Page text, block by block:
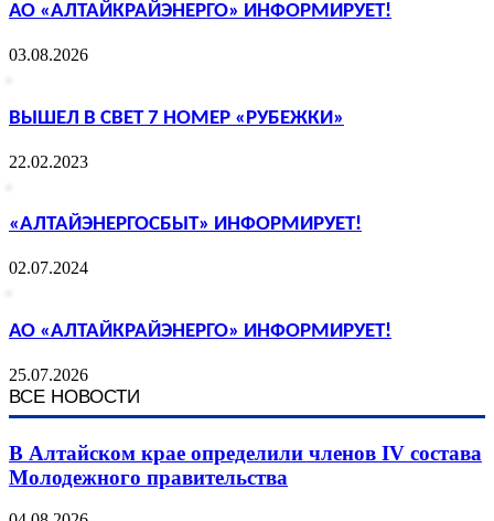
АО «АЛТАЙКРАЙЭНЕРГО» ИНФОРМИРУЕТ!
03.08.2026
ВЫШЕЛ В СВЕТ 7 НОМЕР «РУБЕЖКИ»
22.02.2023
«АЛТАЙЭНЕРГОСБЫТ» ИНФОРМИРУЕТ!
02.07.2024
АО «АЛТАЙКРАЙЭНЕРГО» ИНФОРМИРУЕТ!
25.07.2026
ВСЕ НОВОСТИ
В Алтайском крае определили членов IV состава
Молодежного правительства